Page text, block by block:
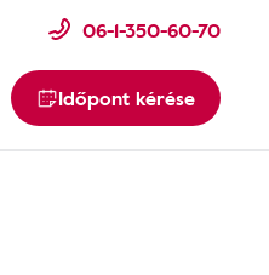
06-1-350-60-70
Időpont kérése